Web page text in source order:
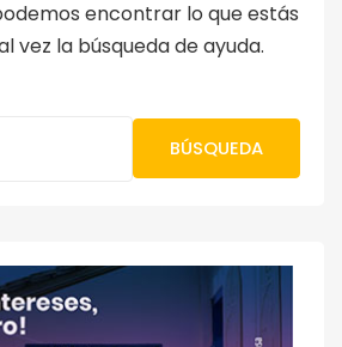
encontrar lo que estás
vez la búsqueda de ayuda.
BÚSQUEDA